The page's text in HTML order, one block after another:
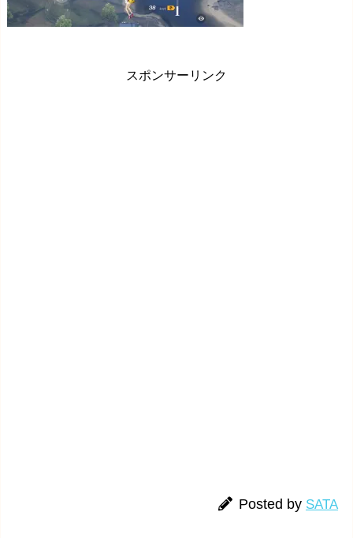
スポンサーリンク
Posted by SATA